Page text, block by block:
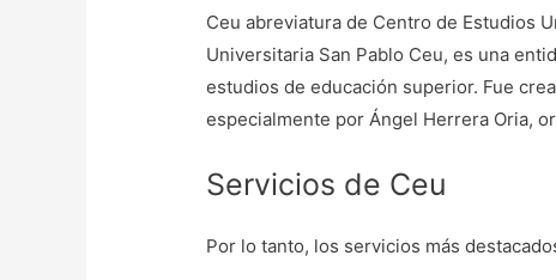
Ceu abreviatura de Centro de Estudios
Universitaria San Pablo Ceu, es una
estudios de educación superior. Fue
especialmente por Ángel Herrera Oria,
Servicios de Ceu
Por lo tanto, los servicios más